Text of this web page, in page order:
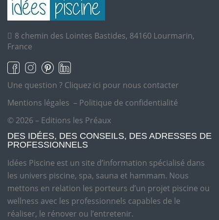
8 chemin des Lointes Bastides, 84160 Lourmarin,
France
Une question ? Cliquez ici pour nous contacter
Mentions légales – Politique de confidentialité
© 2026 – Editions les Préaux
DES IDÉES, DES CONSEILS, DES ADRESSES DE
PROFESSIONNELS
Idées Piscine est un site d’information spécialisé dans
les univers piscine, spa, sauna et hammam. Nous
mettons en relation les porteurs d’un projet piscine ou
wellness avec les professionnels capables de le
réaliser, le rénover ou l’entretenir.